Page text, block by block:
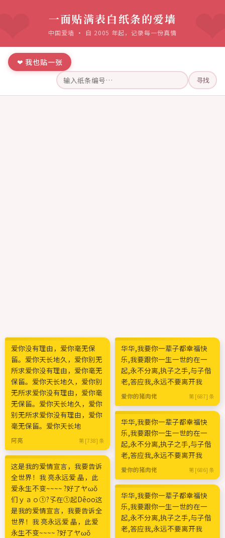
一面贴满表白纸条的爱墙
中国爱墙 · 自 2005 年起，记录每一份真情
❤ 我也贴一张
寻找
爱你没有理由，爱你毫无保
留。爱你天长地久，爱你别无
所求爱你没有理由，爱你毫无
保留。爱你天长地久，爱你别
无所求爱你没有理由，爱你毫
无保留。爱你天长地久，爱你
别无所求爱你没有理由，爱你
毫无保留。爱你天长地
阿亮 第 [738] 条
这是我的爱情宣言，我要告诉
全世界！我 亮永远爱 晶，此
爱永生不变~~~~ ?好了ヤωǒ
们ｙａｏ①?孓在①起Dêoо这
是我的爱情宣言，我要告诉全
世界！我 亮永远爱 晶，此爱
永生不变~~~~ ?好了ヤωǒ
华华,我要你一辈子都幸福快
乐,我要跟你一生一世的在一
起,永不分离,执子之手,与子偕
老,答应我,永远不要离开我
爱你的猪肉佬 第 [687] 条
华华,我要你一辈子都幸福快
乐,我要跟你一生一世的在一
起,永不分离,执子之手,与子偕
老,答应我,永远不要离开我
爱你的猪肉佬 第 [686] 条
华华,我要你一辈子都幸福快
乐,我要跟你一生一世的在一
起,永不分离,执子之手,与子偕
老,答应我,永远不要离开我